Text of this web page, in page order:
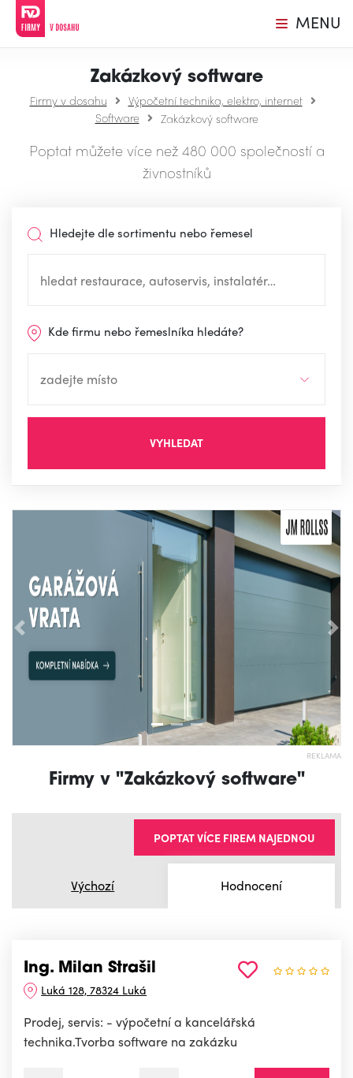
MENU
Zakázkový software
Firmy v dosahu
Výpočetní technika, elektro, internet
Software
Zakázkový software
Poptat můžete více než 480 000 společností a
živnostníků
Hledejte dle sortimentu nebo řemesel
Kde firmu nebo řemeslníka hledáte?
VYHLEDAT
Předchozí
REKLAMA
Firmy v "Zakázkový software"
Výchozí Hodnocení
POPTAT VÍCE FIREM NAJEDNOU
Ing. Milan Strašil
Luká 128, 78324 Luká
Prodej, servis: - výpočetní a kancelářská
technika.Tvorba software na zakázku